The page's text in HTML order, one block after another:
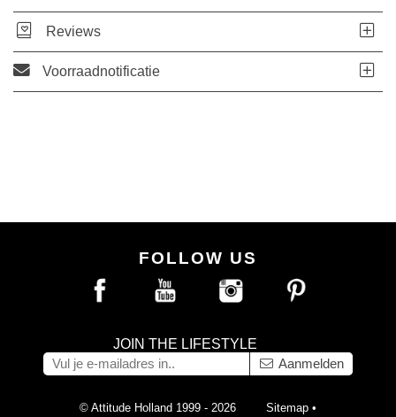
Reviews
Voorraadnotificatie
FOLLOW US
JOIN THE LIFESTYLE
Aanmelden
© Attitude Holland 1999 - 2026 Sitemap •